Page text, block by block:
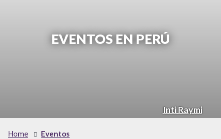
Inti Raymi
EVENTOS EN PERÚ
Home Eventos